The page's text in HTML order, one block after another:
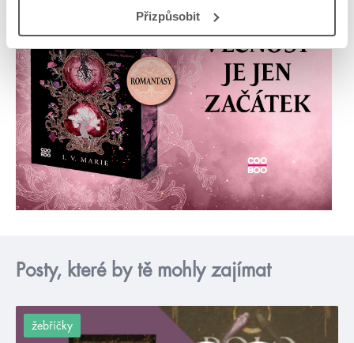
Přizpůsobit
Posty, které by tě mohly zajímat
žebříčky